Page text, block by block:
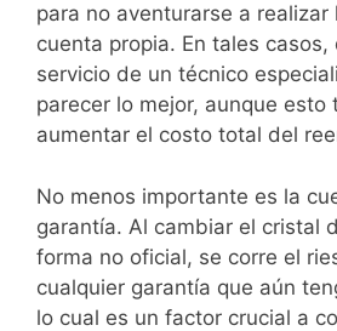
para no aventurarse a realizar
cuenta propia. En tales casos,
servicio de un técnico
parecer lo mejor, aunque esto
aumentar el costo total del
No menos importante es la
garantía. Al cambiar el cristal
forma no oficial, se corre el
cualquier garantía que aún
lo cual es un factor crucial a